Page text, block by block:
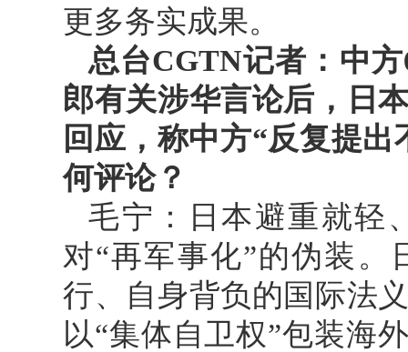
更多务实成果。
总台CGTN记者：中
郎有关涉华言论后，日
回应，称中方“反复提
何评论？
毛宁：日本避重就轻
对“再军事化”的伪装
行、自身背负的国际法
以“集体自卫权”包装海